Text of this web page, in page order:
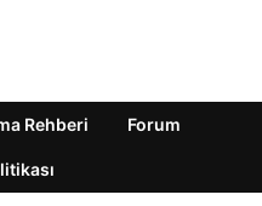
Rehberi Forum